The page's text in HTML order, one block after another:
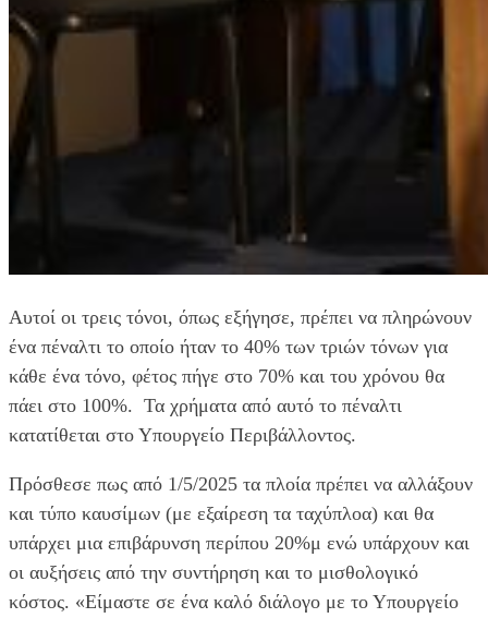
Αυτοί οι τρεις τόνοι, όπως εξήγησε, πρέπει να πληρώνουν
ένα πέναλτι το οποίο ήταν το 40% των τριών τόνων για
κάθε ένα τόνο, φέτος πήγε στο 70% και του χρόνου θα
πάει στο 100%. Τα χρήματα από αυτό το πέναλτι
κατατίθεται στο Υπουργείο Περιβάλλοντος.
Πρόσθεσε πως από 1/5/2025 τα πλοία πρέπει να αλλάξουν
και τύπο καυσίμων (με εξαίρεση τα ταχύπλοα) και θα
υπάρχει μια επιβάρυνση περίπου 20%μ ενώ υπάρχουν και
οι αυξήσεις από την συντήρηση και το μισθολογικό
κόστος. «Είμαστε σε ένα καλό διάλογο με το Υπουργείο